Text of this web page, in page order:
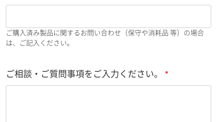
ご購入済み製品に関するお問い合わせ（保守や消耗品 等）の場合
は、ご記入ください。
ご相談・ご質問事項をご入力ください。